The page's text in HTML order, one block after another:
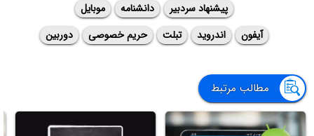
پیشنهاد سردبیر دانشنامه
موبایل
آیفون
اندروید تبلت حریم خصوصی دوربین
مطالب مرتبط